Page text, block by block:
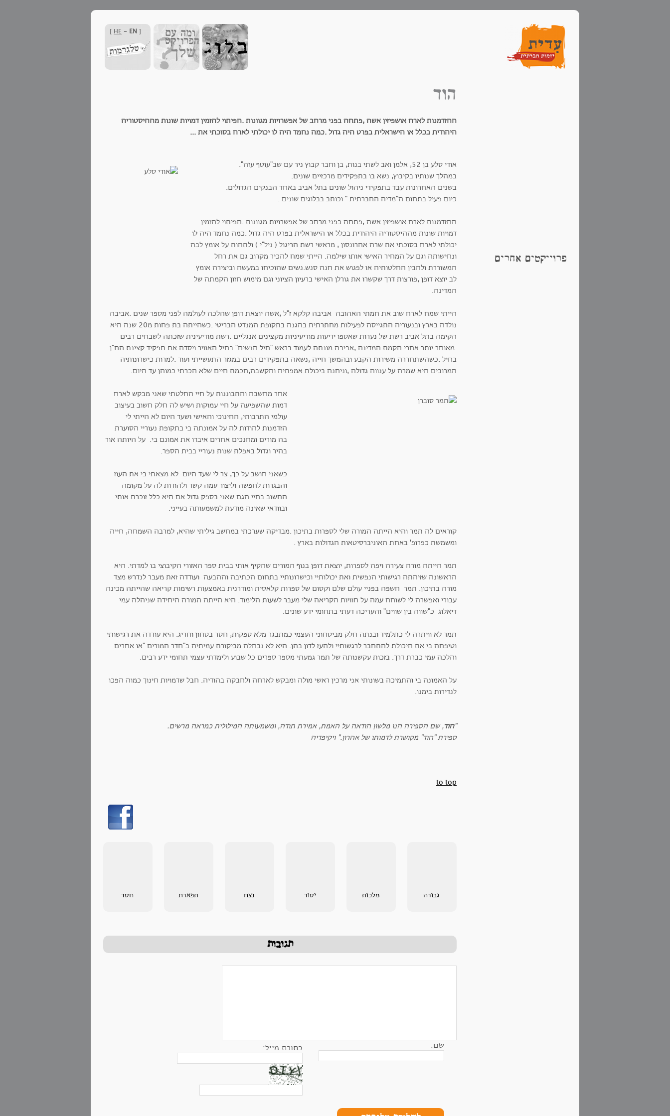
[
HE - EN
]
פרוייקטים אחרים
הוד
ההזדמנות לארח אושפיזין אשה ,פתחה בפני מרחב של אפשרויות מגוונות .הפיתוי להזמין דמויות שונות מההיסטוריה
היהודית בכלל או הישראלית בפרט היה גדול .כמה נחמד היה לו יכולתי לארח בסוכתי את ...
אודי סלע בן 52, אלמן ואב לשתי בנות, בן וחבר קבוץ ניר עם שב"עוטף עזה".
במהלך שנותיו בקיבוץ, נשא בו בתפקידים מרכזיים שונים.
בשנים האחרונות עבד בתפקידי ניהול שונים בתל אביב באחד הבנקים הגדולים.
כיום פעיל בתחום ה"מדיה החברתית " וכותב בבלוגים שונים .
ההזדמנות לארח אושפיזין אשה ,פתחה בפני מרחב של אפשרויות מגוונות .הפיתוי להזמין
דמויות שונות מההיסטוריה היהודית בכלל או הישראלית בפרט היה גדול .כמה נחמד היה לו
יכולתי לארח בסוכתי את שרה אהרונסון , מראשי רשת הריגול ( ניל"י ) ולתהות על אומץ לבה
ונחישותה וגם על המחיר האישי אותו שילמה. הייתי שמח להכיר מקרוב גם את רחל
המשוררת ולהבין החלטותיה או לפגוש את חנה סנש.נשים שהוכיחו במעשה וביצירה אומץ
לב יוצא דופן ,פורצות דרך שקשרו את גורלן האישי ברעיון הציוני וגם מימוש חזון הקמתה של
המדינה.
הייתי שמח לארח שוב את חמתי האהובה אביבה קלקא ז"ל ,אשה יוצאת דופן שהלכה לעולמה לפני מספר שנים .אביבה
נולדה בארץ ובנעוריה התגייסה לפעילות מחתרתית בהגנה בתקופת המנדט הבריטי .כשהייתה בת פחות מ20 שנה היא
הקימה בתל אביב רשת של נערות שאספו ידיעות מודיעיניות מקצינים אנגליים .רשת מודיעינית שזכתה לשבחים רבים
.מאוחר יותר אחרי הקמת המדינה ,אביבה מונתה לעמוד בראש "חיל הנשים" בחיל האוויר ויסדה את תפקיד קצינת הח"ן
בחיל .כשהשתחררה משירות הקבע ובהמשך חייה ,נשאה בתפקידים רבים במגזר התעשייתי ועוד .למרות כישרונותיה
המרובים היא שמרה על ענווה גדולה ,וניחנה ביכולת אמפתיה והקשבה,חכמת חיים שלא הכרתי כמוהן עד היום.
אחר מחשבה והתבוננות על חיי החלטתי שאני מבקש לארח
דמות שהשפיעה על חיי עמוקות ושיש לה חלק חשוב בעיצוב
עולמי התרבותי, החינוכי והאישי ושעד היום לא הייתי לי
הזדמנות להודות לה על אמונתה בי בתקופת נעוריי הסוערת
בה מורים ומחנכים אחרים איבדו את אמונם בי. על היותה אור
בהיר וגדול באפלת שנות נעוריי בבית הספר.
כשאני חושב על כך, צר לי שעד היום לא מצאתי בי את העוז
והבגרות לחפשה וליצור עמה קשר ולהודות לה על מקומה
החשוב בחיי הגם שאני בספק גדול אם היא כלל זוכרת אותי
ובוודאי שאינה מודעת למשמעותה בעייני.
קוראים לה תמר והיא הייתה המורה שלי לספרות בתיכון .מבדיקה שערכתי במחשב גיליתי שהיא, למרבה השמחה, חייה
ומשמשת כפרופ' באחת האוניברסיטאות הגדולות בארץ .
תמר הייתה מורה צעירה ויפה לספרות, יוצאת דופן בנוף המורים שהקיף אותי בבית ספר האזורי הקיבוצי בו למדתי. היא
הראשונה שזיהתה רגישותי הנפשית ואת יכולותיי וכישרונותיי בתחום הכתיבה וההבעה ועודדה זאת מעבר לנדרש מצד
מורה בתיכון. תמר חשפה בפניי עולם שלם וקסום של ספרות קלאסית ומודרנית באמצעות רשימות קריאה שהייתה מכינה
עבורי ואפשרה לי לשוחח עמה על חוויות הקריאה שלי מעבר לשעות הלימוד. היא הייתה המורה היחידה שניהלה עמי
דיאלוג כ"שווה בין שווים" והעריכה דעתי בתחומי ידע שונים.
תמר לא וויתרה לי כתלמיד ובנתה חלק מביטחוני העצמי כמתבגר מלא ספקות, חסר בטחון וחריג. היא עודדה את רגישותי
וטיפחה בי את היכולת להתחבר לרגשותיי ולהעז לדון בהן. היא לא נבהלה מביקורת עמיתיה ב"חדר המורים "או אחרים
והלכה עמי כברת דרך. בזכות עקשנותה של תמר גמעתי מספר ספרים כל שבוע ולימדתי עצמי תחומי ידע רבים.
על האמונה בי והתמיכה בשונותי אני מרכין ראשי מולה ומבקש לארחה ולחבקה בהודיה. חבל שדמויות חינוך כמוה הפכו
לנדירות בימנו.
"הוד, שם הספירה הנו מלשון הודאה על האמת, אמירת תודה, ומשמעותה המילולית כמראה מרשים.
ספירת "הוד" מקושרת לדמותו של אהרון." ויקיפדיה
to top
גבורה מלכות יסוד נצח תפארת חסד
תגובות
שם: כתובת מייל: